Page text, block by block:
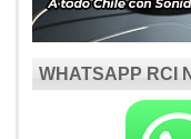
WHATSAPP RCI